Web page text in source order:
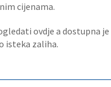
cijenama.
ovdje a dostupna je
isteka zaliha.